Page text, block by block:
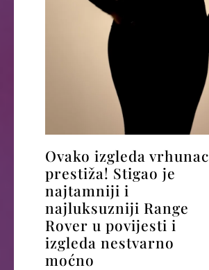
Ovako izgleda vrhunac
prestiža! Stigao je
najtamniji i
najluksuzniji Range
Rover u povijesti i
izgleda nestvarno
moćno